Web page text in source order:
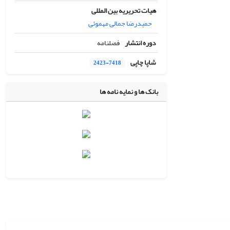
هیات تحریریه بین المللی
حمیدرضا جمالی مهموئی
دوره انتشار فصلنامه
شاپا چاپی
2423-7418
بانک ها و نمایه نامه ها